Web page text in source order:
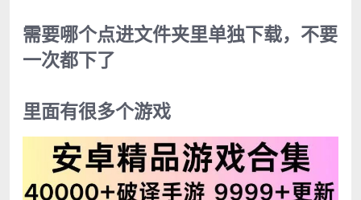
需要哪个点进文件夹里单独下载，不要
一次都下了
里面有很多个游戏